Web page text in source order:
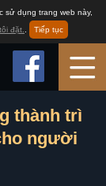
sử dụng trang web này,
đặt.
Tiếp tục
chủ
trò chơi
thành trì
người